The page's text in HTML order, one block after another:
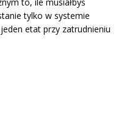
tylko w systemie
etat przy zatrudnieniu